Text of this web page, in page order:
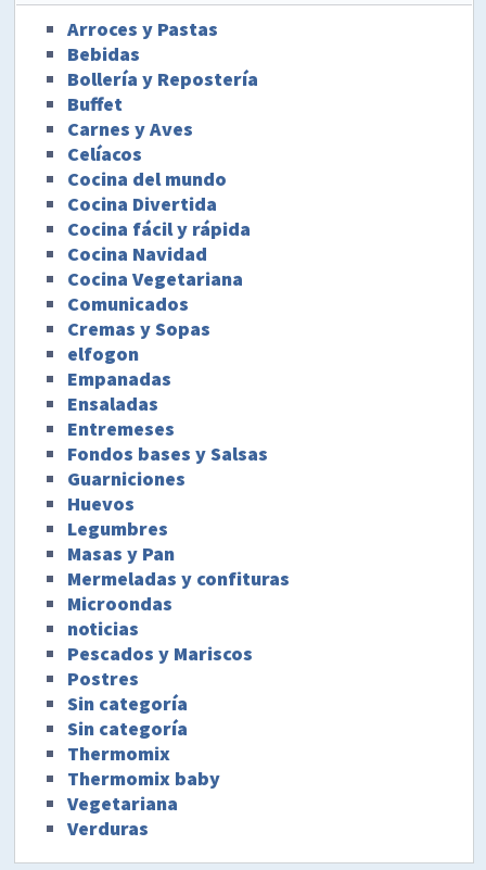
Arroces y Pastas
Bebidas
Bollería y Repostería
Buffet
Carnes y Aves
Celíacos
Cocina del mundo
Cocina Divertida
Cocina fácil y rápida
Cocina Navidad
Cocina Vegetariana
Comunicados
Cremas y Sopas
elfogon
Empanadas
Ensaladas
Entremeses
Fondos bases y Salsas
Guarniciones
Huevos
Legumbres
Masas y Pan
Mermeladas y confituras
Microondas
noticias
Pescados y Mariscos
Postres
Sin categoría
Sin categoría
Thermomix
Thermomix baby
Vegetariana
Verduras